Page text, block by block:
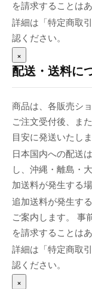
を請求することは
詳細は「特定商取
認ください。
×
配送・送料に
商品は、各販売シ
ご注文受付後、ま
目安に発送いたしま
日本国内への配送
し、沖縄・離島・
加送料が発生する
追加送料が発生す
ご案内します。 事
を請求することは
詳細は「特定商取
認ください。
×